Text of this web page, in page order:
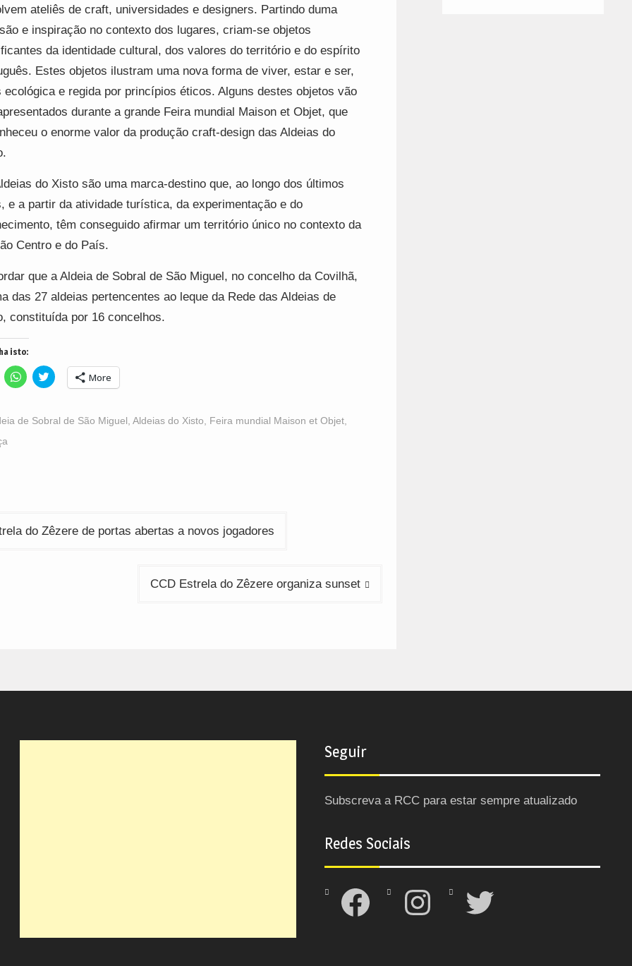
ateliês de craft, universidades e designers. Partindo duma
e inspiração no contexto dos lugares, criam-se objetos
da identidade cultural, dos valores do território e do espírito
Estes objetos ilustram uma nova forma de viver, estar e ser,
ecológica e regida por princípios éticos. Alguns destes objetos vão
durante a grande Feira mundial Maison et Objet, que
o enorme valor da produção craft-design das Aldeias do
do Xisto são uma marca-destino que, ao longo dos últimos
e a partir da atividade turística, da experimentação e do
têm conseguido afirmar um território único no contexto da
Centro e do País.
que a Aldeia de Sobral de São Miguel, no concelho da Covilhã,
das 27 aldeias pertencentes ao leque da Rede das Aldeias de
constituída por 16 concelhos.
isto:
Click
to
(Opens
Click
to
(Opens
More
de Sobral de São Miguel, Aldeias do Xisto, Feira mundial Maison et Objet,
do Zêzere de portas abertas a novos jogadores
CCD Estrela do Zêzere organiza sunset
Seguir
Subscreva a RCC para estar sempre atualizado
Redes Sociais
Facebook Instagram Twitter